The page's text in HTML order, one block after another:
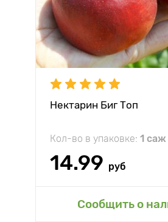
Нектарин Биг Топ
Кол-во в упаковке: 1 саж
14.99 руб
Сообщить о